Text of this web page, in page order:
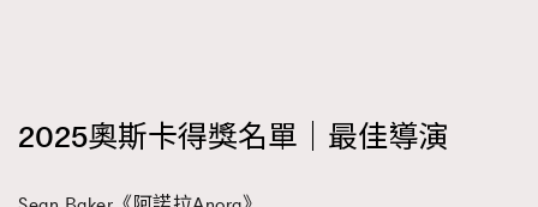
2025奧斯卡得獎名單｜最佳導演